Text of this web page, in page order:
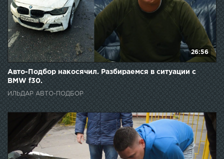
26:56
Авто-Подбор накосячил. Разбираемся в ситуации с
BMW f30.
ИЛЬДАР АВТО-ПОДБОР